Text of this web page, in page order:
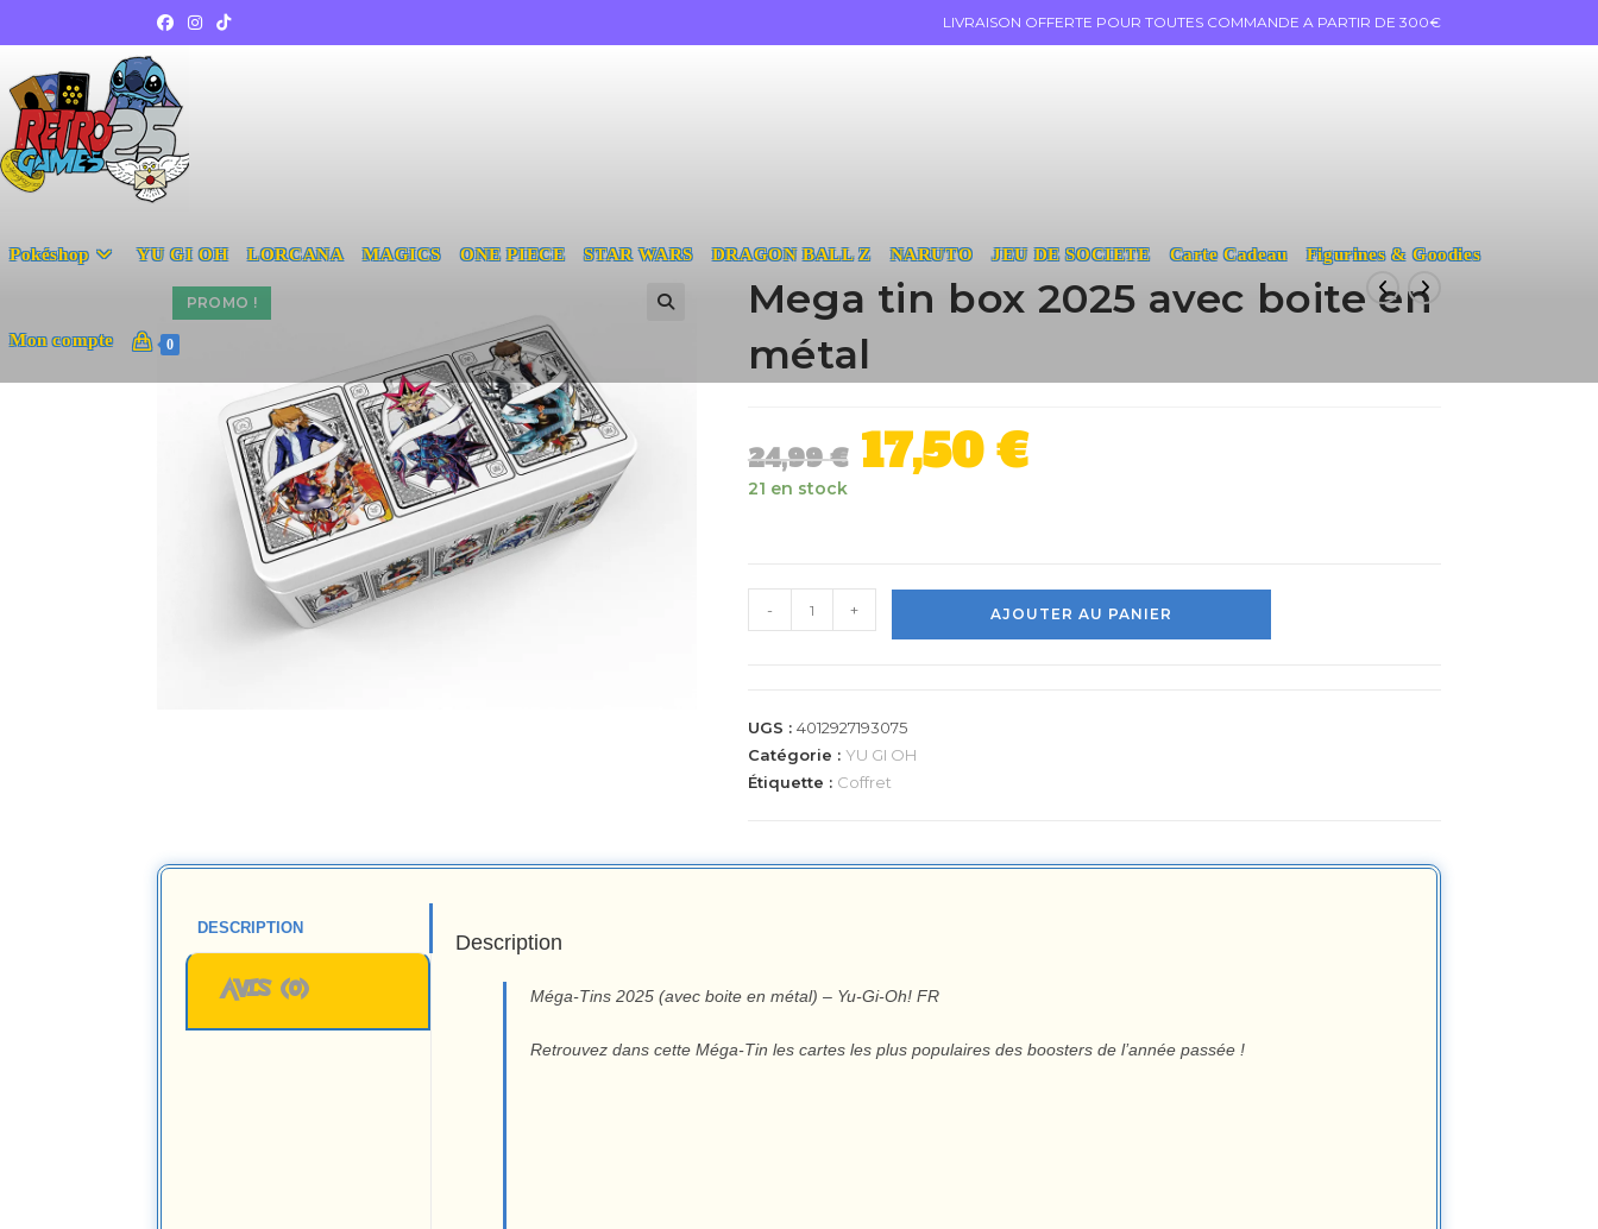
LIVRAISON OFFERTE POUR TOUTES COMMANDE A PARTIR DE 300€
Pokéshop YU GI OH LORCANA MAGICS ONE PIECE STAR WARS DRAGON BALL Z NARUTO JEU DE SOCIETE Carte Cadeau Figurines & Goodies
Mon compte 0
PROMO !
Mega tin box 2025 avec boite en
métal
24,99€ 17,50 €
21 en stock
- + AJOUTER AU PANIER
UGS : 4012927193075
Catégorie : YU GI OH
Étiquette : Coffret
DESCRIPTION
AVIS (0)
Description
Méga-Tins 2025 (avec boite en métal) – Yu-Gi-Oh! FR
Retrouvez dans cette Méga-Tin les cartes les plus populaires des boosters de l’année passée !